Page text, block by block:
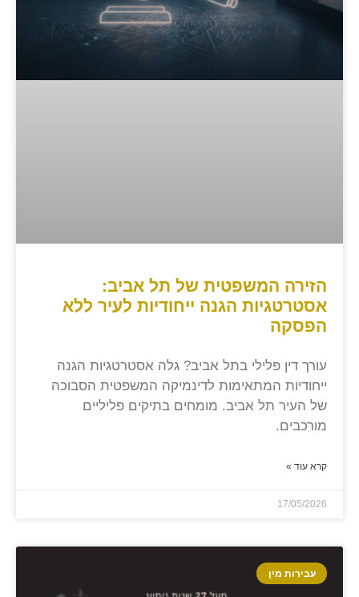
הזירה המשפטית של תל אביב:
אסטרטגיות הגנה ייחודיות לעיר ללא
הפסקה
עורך דין פלילי בתל אביב? גלה אסטרטגיות הגנה
ייחודיות המתאימות לדינמיקה המשפטית הסבוכה
של העיר תל אביב. מומחים בתיקים פליליים
מורכבים.
קרא עוד »
17/05/2026
עבירות מין